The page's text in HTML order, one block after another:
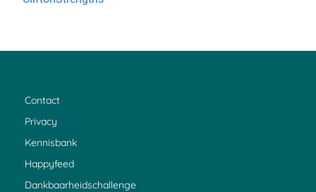
Contact
Privacy
Kennisbank
Happyfeed
Dankbaarheidschallenge